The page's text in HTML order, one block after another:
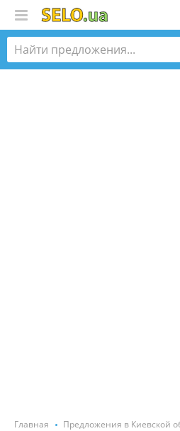
Главная Предложения в Киевской